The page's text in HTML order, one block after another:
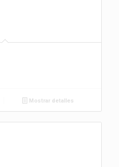
Mostrar detalles